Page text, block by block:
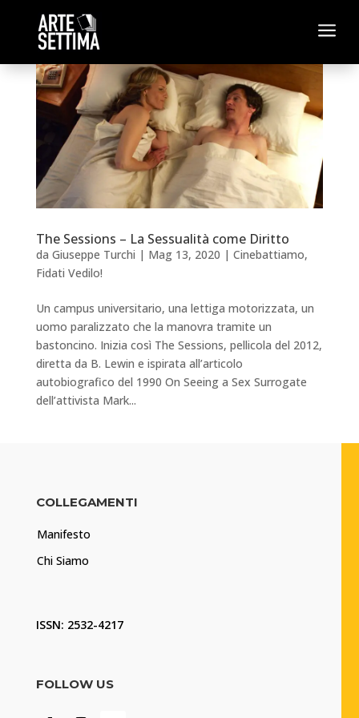
a
The Sessions – La Sessualità come Diritto
da Giuseppe Turchi | Mag 13, 2020 | Cinebattiamo,
Fidati Vedilo!
Un campus universitario, una lettiga motorizzata, un
uomo paralizzato che la manovra tramite un
bastoncino. Inizia così The Sessions, pellicola del 2012,
diretta da B. Lewin e ispirata all’articolo
autobiografico del 1990 On Seeing a Sex Surrogate
dell’attivista Mark...
COLLEGAMENTI
Manifesto
Chi Siamo
ISSN: 2532-4217
FOLLOW US